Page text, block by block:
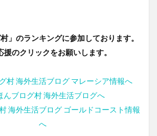
」のランキングに参加しております。
援のクリックをお願いします。